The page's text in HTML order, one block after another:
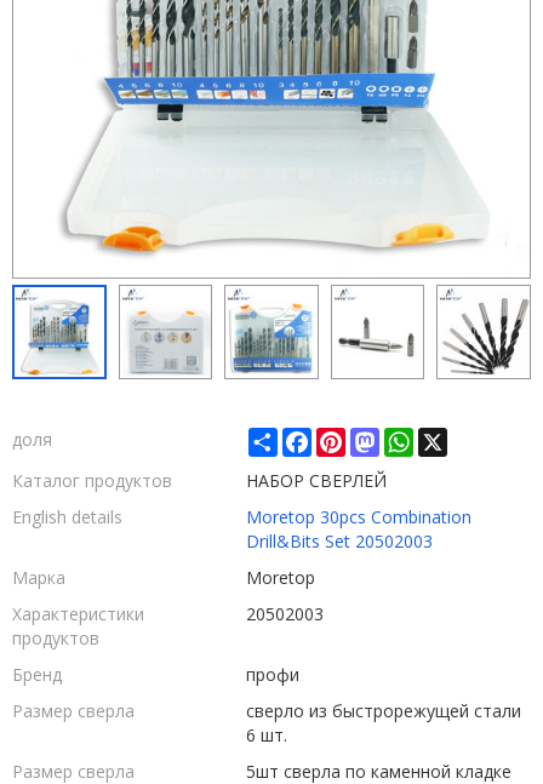
доля ShareFacebook
PinterestMastodonWhatsApp
X
Каталог продуктов
НАБОР СВЕРЛЕЙ
English details
Moretop 30pcs Combination
Drill&Bits Set 20502003
Марка
Moretop
Характеристики
продуктов
20502003
Бренд
профи
Размер сверла
сверло из быстрорежущей стали
6 шт.
Размер сверла
5шт сверла по каменной кладке